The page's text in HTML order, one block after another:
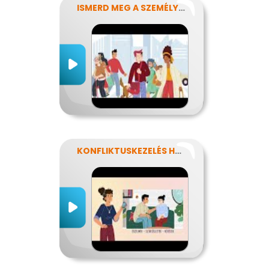
ISMERD MEG A SZEMÉLYISÉGED!
KONFLIKTUSKEZELÉS HATÉKONYAN